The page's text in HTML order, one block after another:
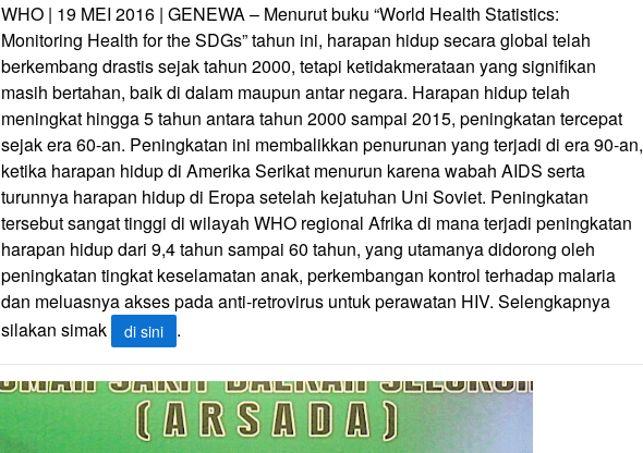
WHO | 19 MEI 2016 | GENEWA – Menurut buku “World Health Statistics:
Monitoring Health for the SDGs” tahun ini, harapan hidup secara global telah
berkembang drastis sejak tahun 2000, tetapi ketidakmerataan yang signifikan
masih bertahan, baik di dalam maupun antar negara. Harapan hidup telah
meningkat hingga 5 tahun antara tahun 2000 sampai 2015, peningkatan tercepat
sejak era 60-an. Peningkatan ini membalikkan penurunan yang terjadi di era 90-an,
ketika harapan hidup di Amerika Serikat menurun karena wabah AIDS serta
turunnya harapan hidup di Eropa setelah kejatuhan Uni Soviet. Peningkatan
tersebut sangat tinggi di wilayah WHO regional Afrika di mana terjadi peningkatan
harapan hidup dari 9,4 tahun sampai 60 tahun, yang utamanya didorong oleh
peningkatan tingkat keselamatan anak, perkembangan kontrol terhadap malaria
dan meluasnya akses pada anti-retrovirus untuk perawatan HIV. Selengkapnya
silakan simak
di sini .